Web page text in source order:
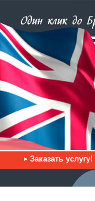
Заказать услугу!